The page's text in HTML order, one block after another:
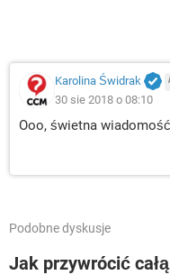
Karolina Świdrak
30 sie 2018 o 08:10
Ooo, świetna
Podobne dyskusje
Jak przywrócić